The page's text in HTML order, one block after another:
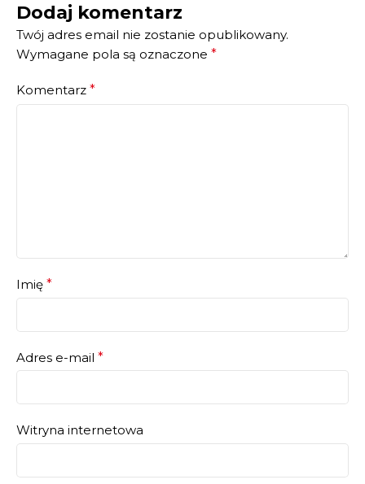
Dodaj komentarz
Twój adres email nie zostanie opublikowany.
Wymagane pola są oznaczone *
Komentarz *
Imię *
Adres e-mail *
Witryna internetowa